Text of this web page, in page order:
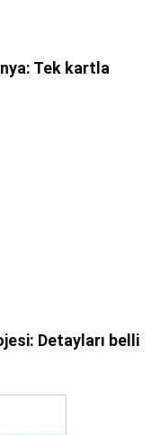
Tek kartla
Detayları belli